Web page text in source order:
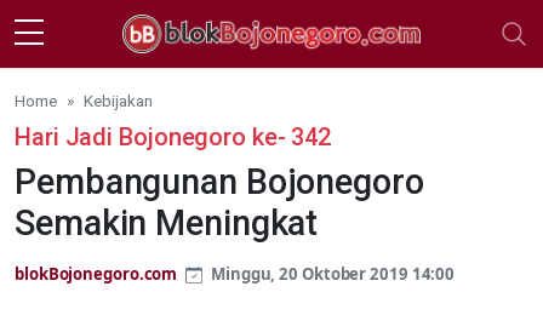
Skip to main content
Home Kebijakan
Hari Jadi Bojonegoro ke- 342
Pembangunan Bojonegoro
Semakin Meningkat
blokBojonegoro.com Minggu, 20 Oktober 2019 14:00